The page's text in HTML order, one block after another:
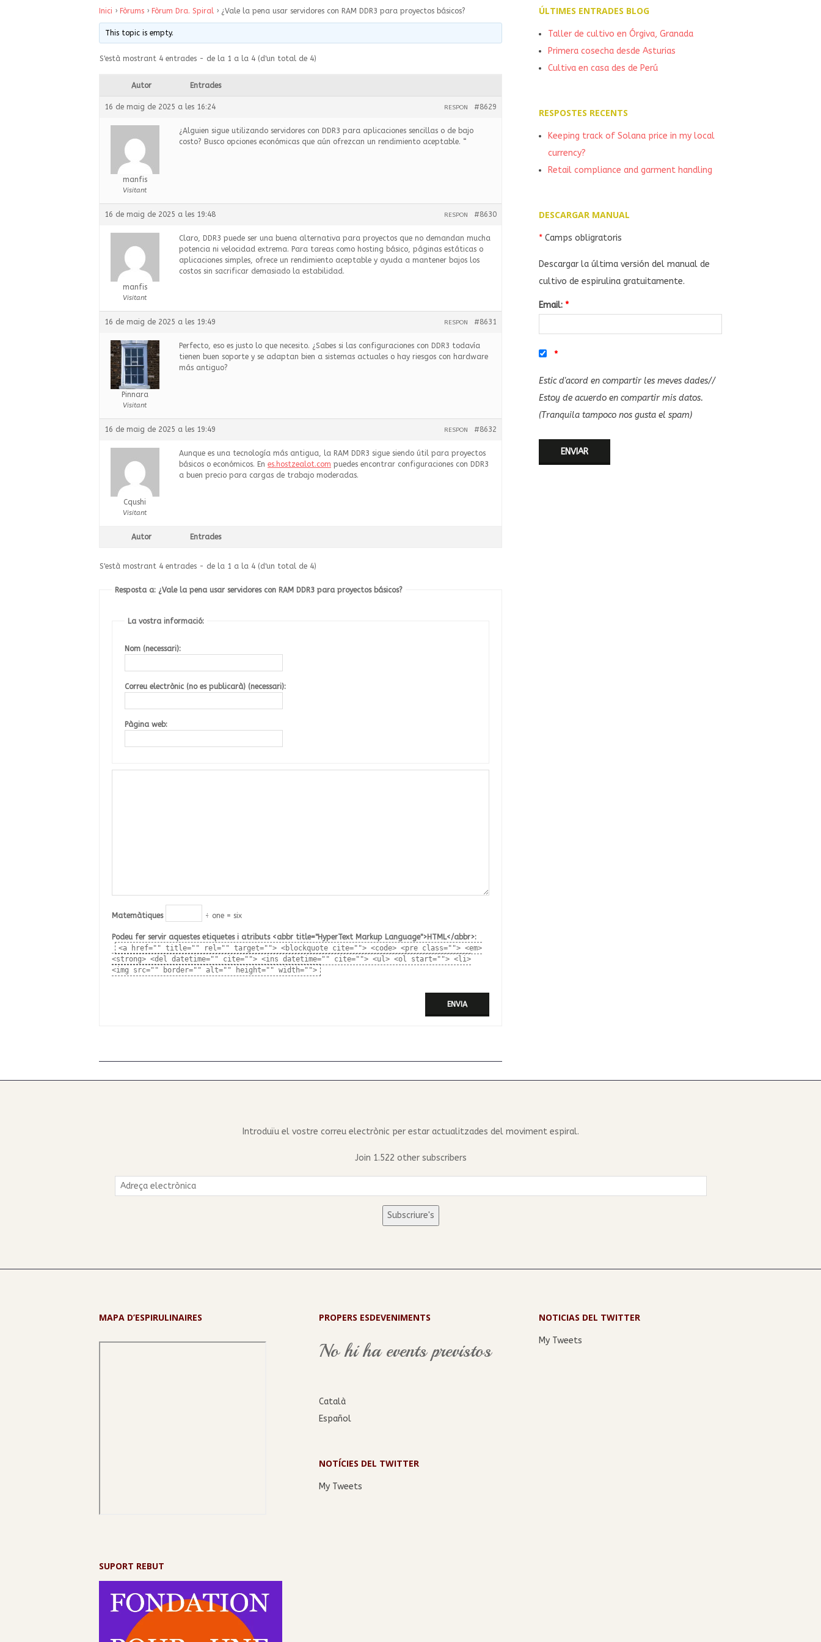
Inici › Fòrums › Fòrum Dra. Spiral › ¿Vale la pena usar servidores con RAM DDR3 para proyectos básicos?
This topic is empty.
S'està mostrant 4 entrades - de la 1 a la 4 (d'un total de 4)
Autor Entrades
16 de maig de 2025 a les 16:24 #8629
RESPON
manfis
Visitant
¿Alguien sigue utilizando servidores con DDR3 para aplicaciones sencillas o de bajo
costo? Busco opciones económicas que aún ofrezcan un rendimiento aceptable. “
16 de maig de 2025 a les 19:48 #8630
RESPON
manfis
Visitant
Claro, DDR3 puede ser una buena alternativa para proyectos que no demandan mucha
potencia ni velocidad extrema. Para tareas como hosting básico, páginas estáticas o
aplicaciones simples, ofrece un rendimiento aceptable y ayuda a mantener bajos los
costos sin sacrificar demasiado la estabilidad.
16 de maig de 2025 a les 19:49 #8631
RESPON
Pinnara
Visitant
Perfecto, eso es justo lo que necesito. ¿Sabes si las configuraciones con DDR3 todavía
tienen buen soporte y se adaptan bien a sistemas actuales o hay riesgos con hardware
más antiguo?
16 de maig de 2025 a les 19:49 #8632
RESPON
Cqushi
Visitant
Aunque es una tecnología más antigua, la RAM DDR3 sigue siendo útil para proyectos
básicos o económicos. En es.hostzealot.com puedes encontrar configuraciones con DDR3
a buen precio para cargas de trabajo moderadas.
Autor Entrades
S'està mostrant 4 entrades - de la 1 a la 4 (d'un total de 4)
Resposta a: ¿Vale la pena usar servidores con RAM DDR3 para proyectos básicos?
La vostra informació:
Nom (necessari):
Correu electrònic (no es publicarà) (necessari):
Pàgina web:
Matemàtiques ÷ one = six
Podeu fer servir aquestes etiquetes i atributs <abbr title="HyperText Markup Language">HTML</abbr>:
<a href="" title="" rel="" target=""> <blockquote cite=""> <code> <pre class=""> <em>
<strong> <del datetime="" cite=""> <ins datetime="" cite=""> <ul> <ol start=""> <li>
<img src="" border="" alt="" height="" width="">
ENVIA
ÚLTIMES ENTRADES BLOG
Taller de cultivo en Órgiva, Granada
Primera cosecha desde Asturias
Cultiva en casa des de Perú
RESPOSTES RECENTS
Keeping track of Solana price in my local
currency?
Retail compliance and garment handling
DESCARGAR MANUAL
* Camps obligratoris
Descargar la última versión del manual de
cultivo de espirulina gratuitamente.
Email: *
*
Estic d'acord en compartir les meves dades//
Estoy de acuerdo en compartir mis datos.
(Tranquila tampoco nos gusta el spam)
Introduïu el vostre correu electrònic per estar actualitzades del moviment espiral.
Join 1.522 other subscribers
Adreça
electrònica
Subscriure's
MAPA D’ESPIRULINAIRES
SUPORT REBUT
PROPERS ESDEVENIMENTS
No hi ha events previstos
Català
Español
NOTÍCIES DEL TWITTER
My Tweets
NOTICIAS DEL TWITTER
My Tweets